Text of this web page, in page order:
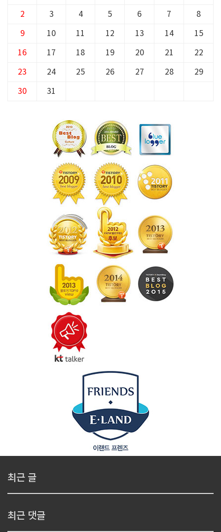
2 3 4 5 6 7 8
9 10 11 12 13 14 15
16 17 18 19 20 21 22
23 24 25 26 27 28 29
30 31
최근 글
최근 댓글